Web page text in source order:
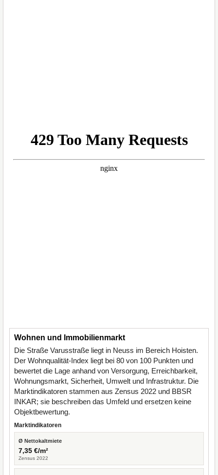
Wohnen und Immobilienmarkt
Die Straße Varusstraße liegt in Neuss im Bereich Hoisten.
Der Wohnqualität-Index liegt bei 80 von 100 Punkten und
bewertet die Lage anhand von Versorgung, Erreichbarkeit,
Wohnungsmarkt, Sicherheit, Umwelt und Infrastruktur. Die
Marktindikatoren stammen aus Zensus 2022 und BBSR
INKAR; sie beschreiben das Umfeld und ersetzen keine
Objektbewertung.
Marktindikatoren
Ø Nettokaltmiete
7,35 €/m²
Zensus 2022